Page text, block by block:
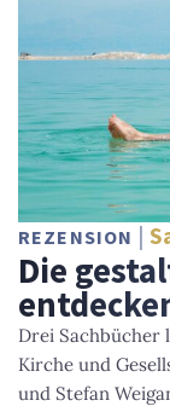
REZENSION
Die
Drei Sachbücher
Kirche und
und Stefan